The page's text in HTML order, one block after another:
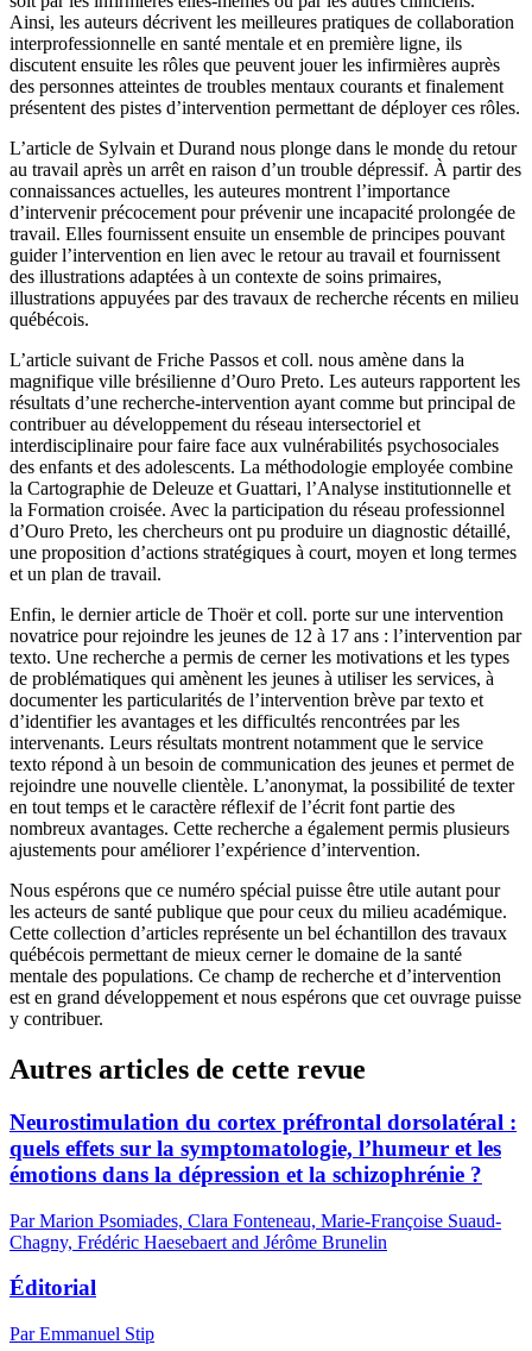
Ainsi, les auteurs décrivent les meilleures pratiques de collaboration
interprofessionnelle en santé mentale et en première ligne, ils
discutent ensuite les rôles que peuvent jouer les infirmières auprès
des personnes atteintes de troubles mentaux courants et finalement
présentent des pistes d’intervention permettant de déployer ces rôles.
L’article de Sylvain et Durand nous plonge dans le monde du retour
au travail après un arrêt en raison d’un trouble dépressif. À partir des
connaissances actuelles, les auteures montrent l’importance
d’intervenir précocement pour prévenir une incapacité prolongée de
travail. Elles fournissent ensuite un ensemble de principes pouvant
guider l’intervention en lien avec le retour au travail et fournissent
des illustrations adaptées à un contexte de soins primaires,
illustrations appuyées par des travaux de recherche récents en milieu
québécois.
L’article suivant de Friche Passos et coll. nous amène dans la
magnifique ville brésilienne d’Ouro Preto. Les auteurs rapportent les
résultats d’une recherche-intervention ayant comme but principal de
contribuer au développement du réseau intersectoriel et
interdisciplinaire pour faire face aux vulnérabilités psychosociales
des enfants et des adolescents. La méthodologie employée combine
la Cartographie de Deleuze et Guattari, l’Analyse institutionnelle et
la Formation croisée. Avec la participation du réseau professionnel
d’Ouro Preto, les chercheurs ont pu produire un diagnostic détaillé,
une proposition d’actions stratégiques à court, moyen et long termes
et un plan de travail.
Enfin, le dernier article de Thoër et coll. porte sur une intervention
novatrice pour rejoindre les jeunes de 12 à 17 ans : l’intervention par
texto. Une recherche a permis de cerner les motivations et les types
de problématiques qui amènent les jeunes à utiliser les services, à
documenter les particularités de l’intervention brève par texto et
d’identifier les avantages et les difficultés rencontrées par les
intervenants. Leurs résultats montrent notamment que le service
texto répond à un besoin de communication des jeunes et permet de
rejoindre une nouvelle clientèle. L’anonymat, la possibilité de texter
en tout temps et le caractère réflexif de l’écrit font partie des
nombreux avantages. Cette recherche a également permis plusieurs
ajustements pour améliorer l’expérience d’intervention.
Nous espérons que ce numéro spécial puisse être utile autant pour
les acteurs de santé publique que pour ceux du milieu académique.
Cette collection d’articles représente un bel échantillon des travaux
québécois permettant de mieux cerner le domaine de la santé
mentale des populations. Ce champ de recherche et d’intervention
est en grand développement et nous espérons que cet ouvrage puisse
y contribuer.
Autres articles de cette revue
Neurostimulation du cortex préfrontal dorsolatéral :
quels effets sur la symptomatologie, l’humeur et les
émotions dans la dépression et la schizophrénie ?
Par Marion Psomiades, Clara Fonteneau, Marie-Françoise Suaud-
Chagny, Frédéric Haesebaert and Jérôme Brunelin
Éditorial
Par Emmanuel Stip